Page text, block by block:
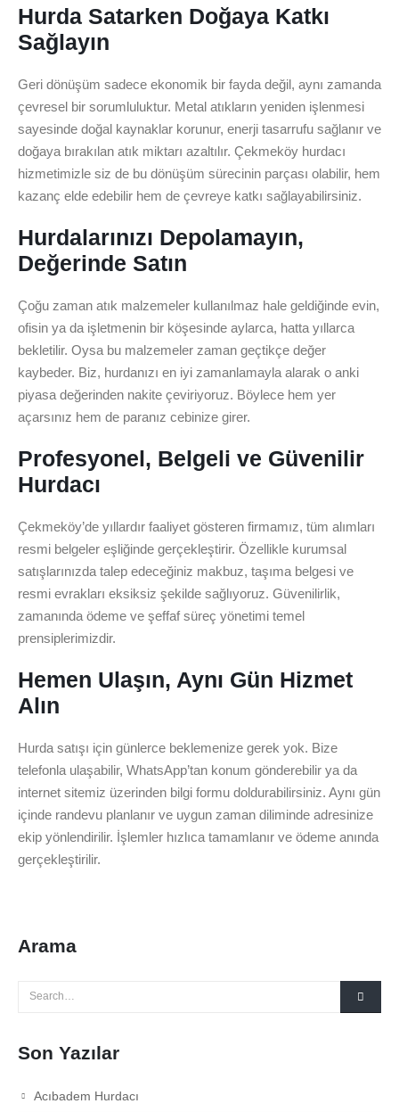
Hurda Satarken Doğaya Katkı
Sağlayın
Geri dönüşüm sadece ekonomik bir fayda değil, aynı zamanda
çevresel bir sorumluluktur. Metal atıkların yeniden işlenmesi
sayesinde doğal kaynaklar korunur, enerji tasarrufu sağlanır ve
doğaya bırakılan atık miktarı azaltılır. Çekmeköy hurdacı
hizmetimizle siz de bu dönüşüm sürecinin parçası olabilir, hem
kazanç elde edebilir hem de çevreye katkı sağlayabilirsiniz.
Hurdalarınızı Depolamayın,
Değerinde Satın
Çoğu zaman atık malzemeler kullanılmaz hale geldiğinde evin,
ofisin ya da işletmenin bir köşesinde aylarca, hatta yıllarca
bekletilir. Oysa bu malzemeler zaman geçtikçe değer
kaybeder. Biz, hurdanızı en iyi zamanlamayla alarak o anki
piyasa değerinden nakite çeviriyoruz. Böylece hem yer
açarsınız hem de paranız cebinize girer.
Profesyonel, Belgeli ve Güvenilir
Hurdacı
Çekmeköy’de yıllardır faaliyet gösteren firmamız, tüm alımları
resmi belgeler eşliğinde gerçekleştirir. Özellikle kurumsal
satışlarınızda talep edeceğiniz makbuz, taşıma belgesi ve
resmi evrakları eksiksiz şekilde sağlıyoruz. Güvenilirlik,
zamanında ödeme ve şeffaf süreç yönetimi temel
prensiplerimizdir.
Hemen Ulaşın, Aynı Gün Hizmet
Alın
Hurda satışı için günlerce beklemenize gerek yok. Bize
telefonla ulaşabilir, WhatsApp’tan konum gönderebilir ya da
internet sitemiz üzerinden bilgi formu doldurabilirsiniz. Aynı gün
içinde randevu planlanır ve uygun zaman diliminde adresinize
ekip yönlendirilir. İşlemler hızlıca tamamlanır ve ödeme anında
gerçekleştirilir.
Arama
Son Yazılar
Acıbadem Hurdacı